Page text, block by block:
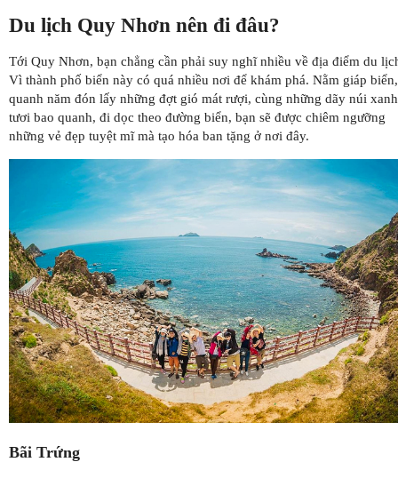
Du lịch Quy Nhơn nên đi đâu?
Tới Quy Nhơn, bạn chẳng cần phải suy nghĩ nhiều về địa điểm du
Vì thành phố biển này có quá nhiều nơi để khám phá. Nằm giáp biển,
quanh năm đón lấy những đợt gió mát rượi, cùng những dãy núi xanh
tươi bao quanh, đi dọc theo đường biển, bạn sẽ được chiêm ngưỡng
những vẻ đẹp tuyệt mĩ mà tạo hóa ban tặng ở nơi đây.
Bãi Trứng